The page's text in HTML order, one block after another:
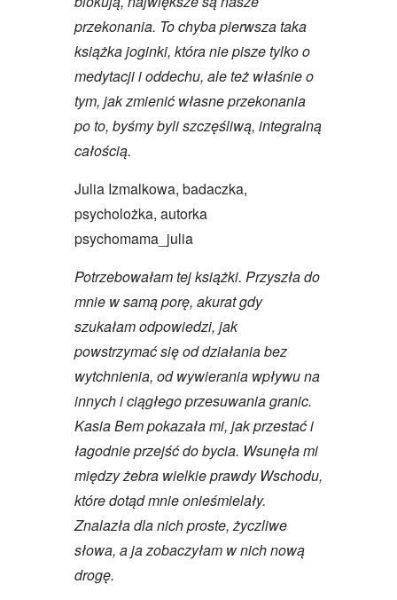
przekonania. To chyba pierwsza taka
książka joginki, która nie pisze tylko o
medytacji i oddechu, ale też właśnie o
tym, jak zmienić własne przekonania
po to, byśmy byli szczęśliwą, integralną
całością.
Julia Izmalkowa, badaczka,
psycholożka, autorka
psychomama_julia
Potrzebowałam tej książki. Przyszła do
mnie w samą porę, akurat gdy
szukałam odpowiedzi, jak
powstrzymać się od działania bez
wytchnienia, od wywierania wpływu na
innych i ciągłego przesuwania granic.
Kasia Bem pokazała mi, jak przestać i
łagodnie przejść do bycia. Wsunęła mi
między żebra wielkie prawdy Wschodu,
które dotąd mnie onieśmielały.
Znalazła dla nich proste, życzliwe
słowa, a ja zobaczyłam w nich nową
drogę.